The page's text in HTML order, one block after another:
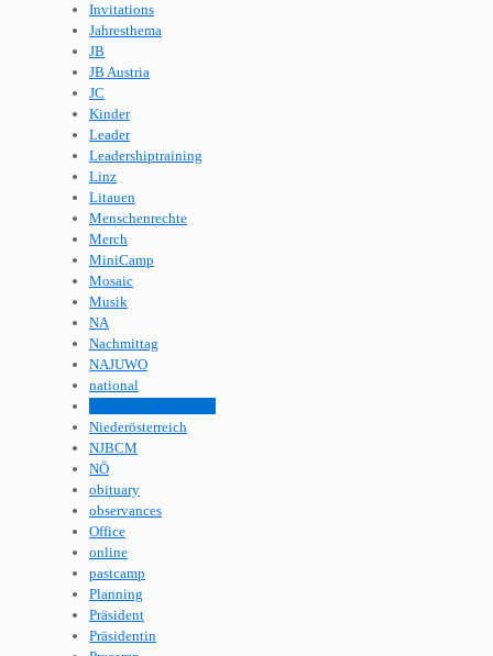
Invitations
Jahresthema
JB
JB Austria
JC
Kinder
Leader
Leadershiptraining
Linz
Litauen
Menschenrechte
Merch
MiniCamp
Mosaic
Musik
NA
Nachmittag
NAJUWO
national
Niederösterreich
NJBCM
NÖ
obituary
observances
Office
online
pastcamp
Planning
Präsident
Präsidentin